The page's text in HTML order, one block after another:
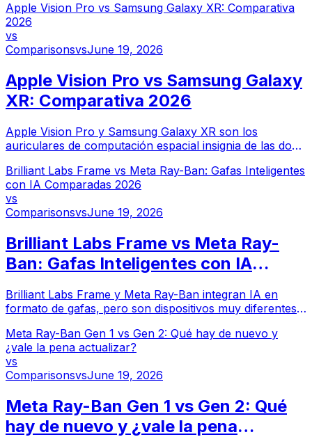
sobre la duración de batería y la vida útil de los
auriculares VR.
Apple Vision Pro vs Samsung Galaxy XR: Comparativa
2026
vs
ComparisonsvsJune 19, 2026
Apple Vision Pro vs Samsung Galaxy
XR: Comparativa 2026
Apple Vision Pro y Samsung Galaxy XR son los
auriculares de computación espacial insignia de las dos
mostramos cómo se comparan.
Brilliant Labs Frame vs Meta Ray-Ban: Gafas Inteligentes
con IA Comparadas 2026
vs
ComparisonsvsJune 19, 2026
Brilliant Labs Frame vs Meta Ray-
Ban: Gafas Inteligentes con IA
Brilliant Labs Frame y Meta Ray-Ban integran IA en
formato de gafas, pero son dispositivos muy diferentes
comparan.
Meta Ray-Ban Gen 1 vs Gen 2: Qué hay de nuevo y
¿vale la pena actualizar?
vs
ComparisonsvsJune 19, 2026
Meta Ray-Ban Gen 1 vs Gen 2: Qué
hay de nuevo y ¿vale la pena